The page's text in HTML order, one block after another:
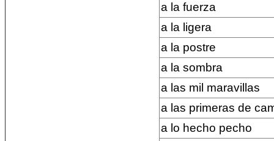
a la fuerza
a la ligera
a la postre
a la sombra
a las mil maravillas
a las primeras de
a lo hecho pecho